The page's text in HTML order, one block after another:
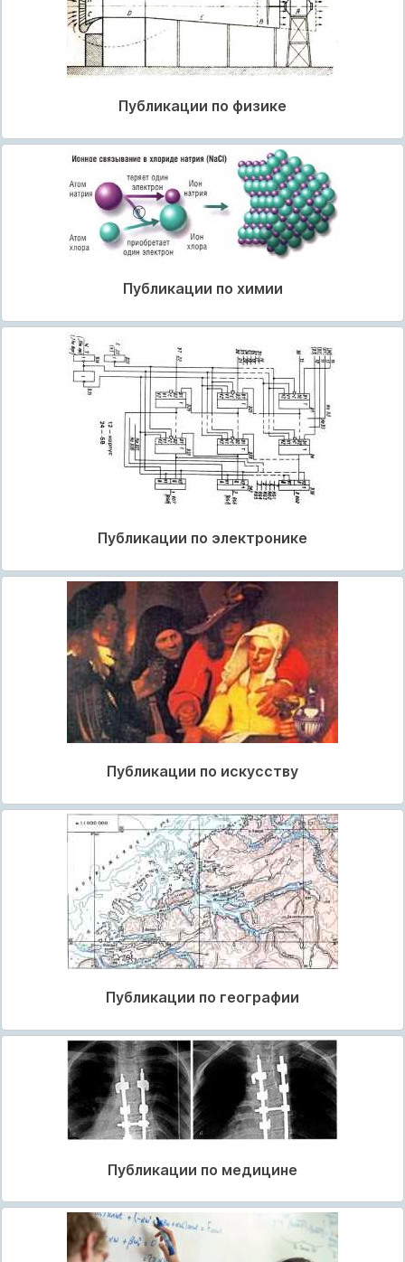
Публикации по физике
Публикации по химии
Публикации по электронике
Публикации по искусству
Публикации по географии
Публикации по медицине